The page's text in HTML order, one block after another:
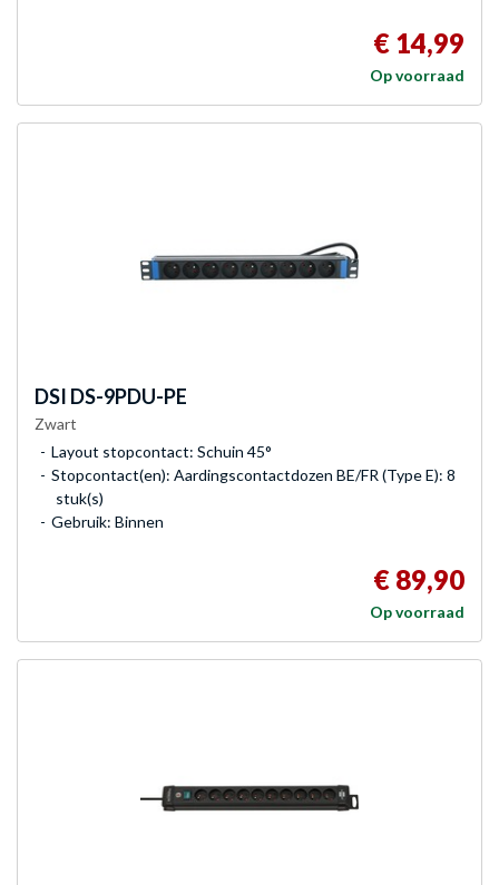
€ 14,99
Op voorraad
DSI DS-9PDU-PE
Zwart
Layout stopcontact: Schuin 45°
Stopcontact(en): Aardingscontactdozen BE/FR (Type E): 8
stuk(s)
Gebruik: Binnen
€ 89,90
Op voorraad